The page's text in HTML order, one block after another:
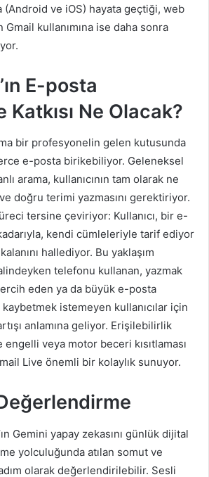
ve iOS) hayata geçtiği, web
Gmail kullanımına ise daha sonra
E-posta
Katkısı Ne Olacak?
bir profesyonelin gelen kutusunda
e-posta birikebiliyor. Geleneksel
arama, kullanıcının tam olarak ne
doğru terimi yazmasını gerektiriyor.
tersine çeviriyor: Kullanıcı, bir e-
kadarıyla, kendi cümleleriyle tarif ediyor
hallediyor. Bu yaklaşım
telefonu kullanan, yazmak
eden ya da büyük e-posta
istemeyen kullanıcılar için
anlamına geliyor. Erişilebilirlik
engelli veya motor beceri kısıtlaması
Live önemli bir kolaylık sunuyor.
Gemini yapay zekasını günlük dijital
yolculuğunda atılan somut ve
olarak değerlendirilebilir. Sesli